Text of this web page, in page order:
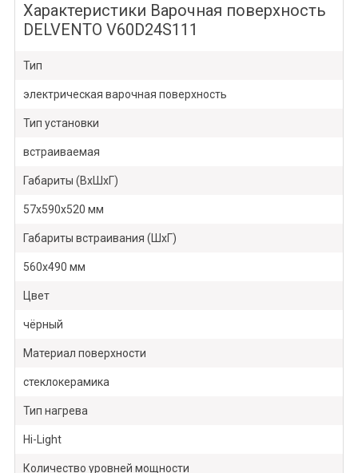
Характеристики Варочная поверхность
DELVENTO V60D24S111
Тип
электрическая варочная поверхность
Тип установки
встраиваемая
Габариты (ВхШхГ)
57х590х520 мм
Габариты встраивания (ШхГ)
560х490 мм
Цвет
чёрный
Материал поверхности
стеклокерамика
Тип нагрева
Hi-Light
Количество уровней мощности